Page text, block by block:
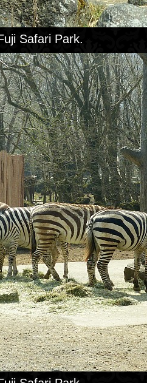
Safari Park.